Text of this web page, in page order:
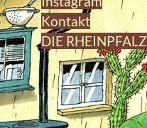
Kontakt
DIE RHEINPFALZ